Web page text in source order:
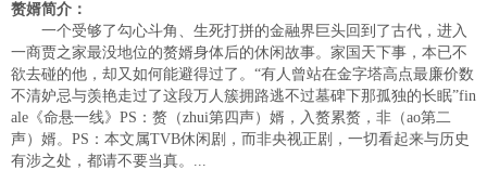
赘婿简介：
一个受够了勾心斗角、生死打拼的金融界巨头回到了古代，进入
一商贾之家最没地位的赘婿身体后的休闲故事。家国天下事，本已不
欲去碰的他，却又如何能避得过了。“有人曾站在金字塔高点最廉价数
不清妒忌与羡艳走过了这段万人簇拥路逃不过墓碑下那孤独的长眠”fin
ale《命悬一线》PS：赘（zhui第四声）婿，入赘累赘，非（ao第二
声）婿。PS：本文属TVB休闲剧，而非央视正剧，一切看起来与历史
有涉之处，都请不要当真。...